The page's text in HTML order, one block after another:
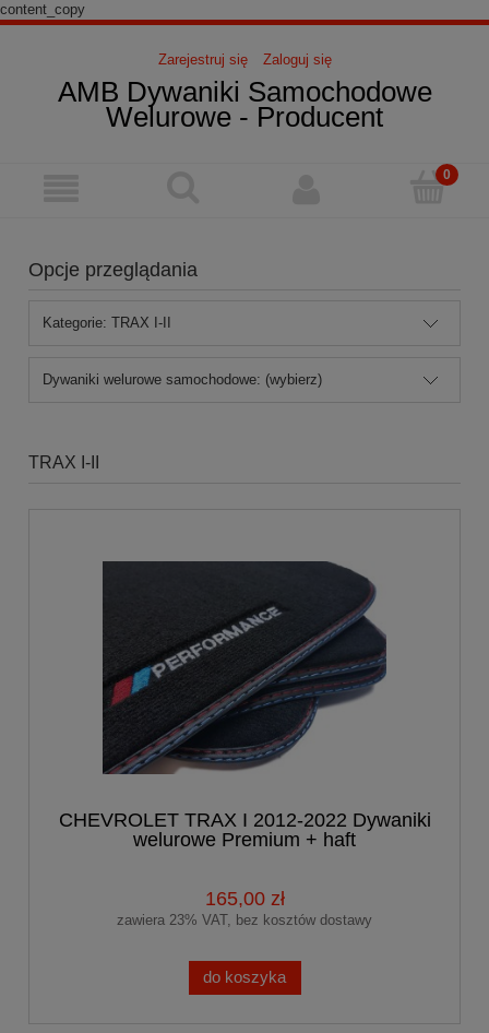
content_copy
Zarejestruj się Zaloguj się
AMB Dywaniki Samochodowe
Welurowe - Producent
Opcje przeglądania
Kategorie: TRAX I-II
Dywaniki welurowe samochodowe: (wybierz)
TRAX I-II
CHEVROLET TRAX I 2012-2022 Dywaniki
welurowe Premium + haft
165,00 zł
zawiera 23% VAT, bez kosztów dostawy
do koszyka